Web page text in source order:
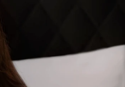
Meine Bestellungen